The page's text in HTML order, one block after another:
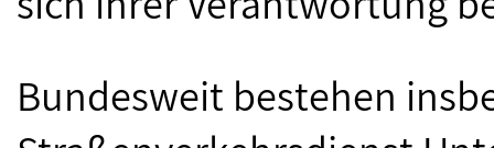
Bundesweit bestehen